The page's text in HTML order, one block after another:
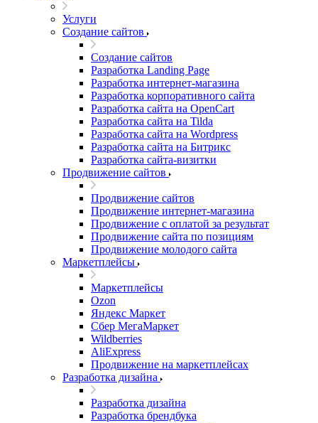
Услуги
Создание сайтов
Создание сайтов
Разработка Landing Page
Разработка интернет-магазина
Разработка корпоративного сайта
Разработка сайта на OpenCart
Разработка сайта на Tilda
Разработка сайта на Wordpress
Разработка сайта на Битрикс
Разработка сайта-визитки
Продвижение сайтов
Продвижение сайтов
Продвижение интернет-магазина
Продвижение с оплатой за результат
Продвижение сайта по позициям
Продвижение молодого сайта
Маркетплейсы
Маркетплейсы
Ozon
Яндекс Маркет
Сбер МегаМаркет
Wildberries
AliExpress
Продвижение на маркетплейсах
Разработка дизайна
Разработка дизайна
Разработка брендбука